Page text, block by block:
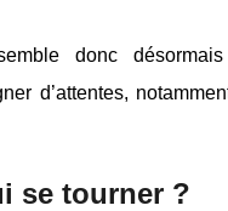
donc
d’attentes,
se tourner ?